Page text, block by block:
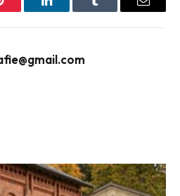
LinkedInTumblr Email